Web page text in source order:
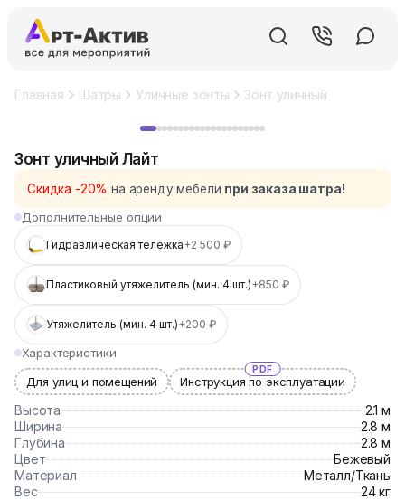
Главная Шатры Уличные зонты Зонт уличный Лайт
Зонт уличный Лайт
Скидка -20% на аренду мебели при заказа шатра!
Дополнительные опции
Гидравлическая тележка+2 500 ₽
Пластиковый утяжелитель (мин. 4 шт.)+850 ₽
Утяжелитель (мин. 4 шт.)+200 ₽
Характеристики
Для улиц и помещений
PDF
Инструкция по эксплуатации
Высота
2.1 м
Ширина
2.8 м
Глубина
2.8 м
Цвет
Бежевый
Материал
Металл/Ткань
Вес
24 кг